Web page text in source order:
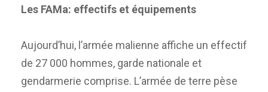
Les FAMa: effectifs et équipements
Aujourd’hui, l’armée malienne affiche un effectif
de 27 000 hommes, garde nationale et
gendarmerie comprise. L’armée de terre pèse